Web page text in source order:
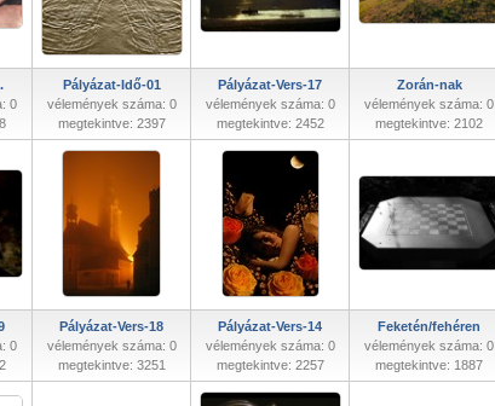
0
Pályázat-Idő-01
vélemények száma: 0
megtekintve: 2397
Pályázat-Vers-17
vélemények száma: 0
megtekintve: 2452
Zorán-nak
vélemények száma: 0
megtekintve: 2102
0
Pályázat-Vers-18
vélemények száma: 0
megtekintve: 3251
Pályázat-Vers-14
vélemények száma: 0
megtekintve: 2257
Feketén/fehéren
vélemények száma: 0
megtekintve: 1887